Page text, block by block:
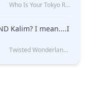
Who Is Your Tokyo Revengers Boyfriend?
Kalim? I mean....I
Twisted Wonderland Kin Quiz